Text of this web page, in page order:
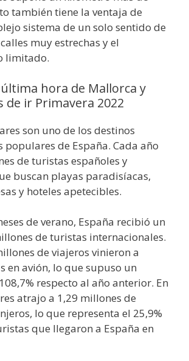
también tiene la ventaja de
sistema de un solo sentido de
muy estrechas y el
limitado.
hora de Mallorca y
de ir Primavera 2022
son uno de los destinos
de España. Cada año
de turistas españoles y
buscan playas paradisíacas,
y hoteles apetecibles.
de verano, España recibió un
de turistas internacionales.
de viajeros vinieron a
en avión, lo que supuso un
respecto al año anterior. En
atrajo a 1,29 millones de
lo que representa el 25,9%
que llegaron a España en